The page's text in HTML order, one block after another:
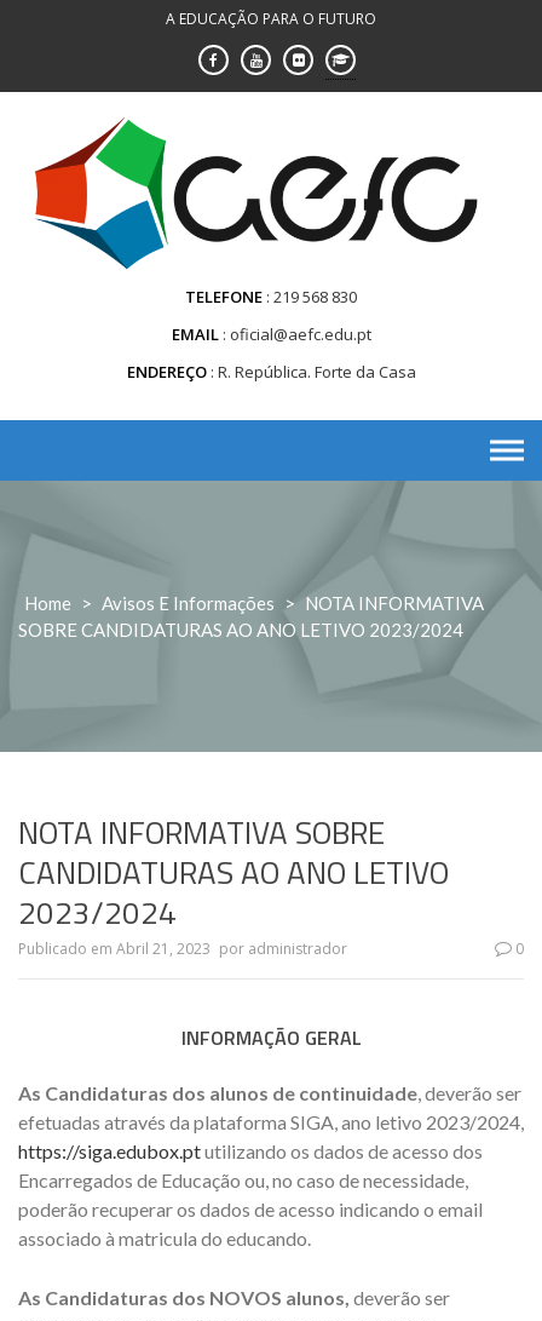
A EDUCAÇÃO PARA O FUTURO
TELEFONE 219 568 830
EMAIL oficial@aefc.edu.pt
ENDEREÇO R. República. Forte da Casa
Home > Avisos E Informações > NOTA INFORMATIVA
SOBRE CANDIDATURAS AO ANO LETIVO 2023/2024
NOTA INFORMATIVA SOBRE
CANDIDATURAS AO ANO LETIVO
2023/2024
Publicado em Abril 21, 2023 por administrador 0
INFORMAÇÃO GERAL
As Candidaturas dos alunos de continuidade , deverão ser
efetuadas através da plataforma SIGA, ano letivo 2023/2024,
https://siga.edubox.ptutilizando os dados de acesso dos
Encarregados de Educação ou, no caso de necessidade,
poderão recuperar os dados de acesso indicando o email
associado à matricula do educando.
As Candidaturas dos NOVOS alunos, deverão ser